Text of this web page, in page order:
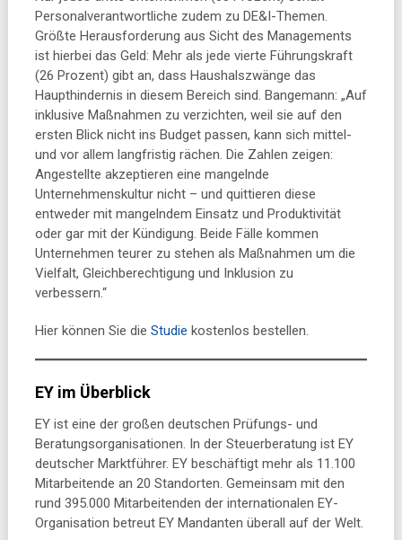
Personalverantwortliche zudem zu DE&I-Themen.
Größte Herausforderung aus Sicht des Managements
ist hierbei das Geld: Mehr als jede vierte Führungskraft
(26 Prozent) gibt an, dass Haushalszwänge das
Haupthindernis in diesem Bereich sind. Bangemann: „Auf
inklusive Maßnahmen zu verzichten, weil sie auf den
ersten Blick nicht ins Budget passen, kann sich mittel-
und vor allem langfristig rächen. Die Zahlen zeigen:
Angestellte akzeptieren eine mangelnde
Unternehmenskultur nicht – und quittieren diese
entweder mit mangelndem Einsatz und Produktivität
oder gar mit der Kündigung. Beide Fälle kommen
Unternehmen teurer zu stehen als Maßnahmen um die
Vielfalt, Gleichberechtigung und Inklusion zu
verbessern.“
Hier können Sie die Studie kostenlos bestellen.
EY im Überblick
EY ist eine der großen deutschen Prüfungs- und
Beratungsorganisationen. In der Steuerberatung ist EY
deutscher Marktführer. EY beschäftigt mehr als 11.100
Mitarbeitende an 20 Standorten. Gemeinsam mit den
rund 395.000 Mitarbeitenden der internationalen EY-
Organisation betreut EY Mandanten überall auf der Welt.